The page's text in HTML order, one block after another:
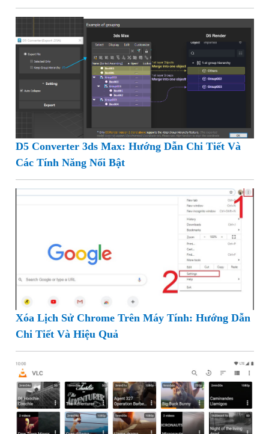
D5 Converter 3ds Max: Hướng Dẫn Chi Tiết Và
Các Tính Năng Nổi Bật
Xóa Lịch Sử Chrome Trên Máy Tính: Hướng Dẫn
Chi Tiết Và Hiệu Quả